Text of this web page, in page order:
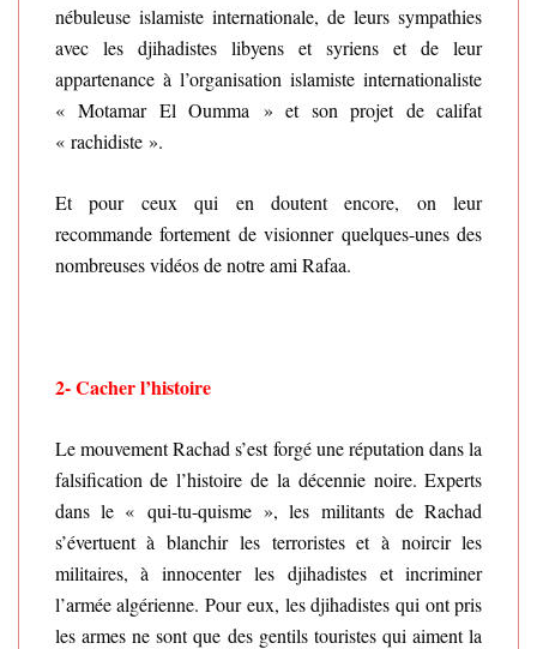
nébuleuse islamiste internationale, de leurs sympathies
avec les djihadistes libyens et syriens et de leur
appartenance à l’organisation islamiste internationaliste
« Motamar El Oumma » et son projet de califat
« rachidiste ».
Et pour ceux qui en doutent encore, on leur
recommande fortement de visionner quelques-unes des
nombreuses vidéos de notre ami Rafaa.
2-Cacher l’histoire
Le mouvement Rachad s’est forgé une réputation dans la
falsification de l’histoire de la décennie noire. Experts
dans le « qui-tu-quisme », les militants de Rachad
s’évertuent à blanchir les terroristes et à noircir les
militaires, à innocenter les djihadistes et incriminer
l’armée algérienne. Pour eux, les djihadistes qui ont pris
les armes ne sont que des gentils touristes qui aiment la